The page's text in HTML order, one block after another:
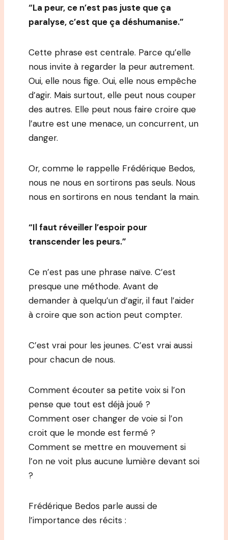
“La peur, ce n’est pas juste que ça
paralyse, c’est que ça déshumanise.”
Cette phrase est centrale. Parce qu’elle
nous invite à regarder la peur autrement.
Oui, elle nous fige. Oui, elle nous empêche
d’agir. Mais surtout, elle peut nous couper
des autres. Elle peut nous faire croire que
l’autre est une menace, un concurrent, un
danger.
Or, comme le rappelle Frédérique Bedos,
nous ne nous en sortirons pas seuls. Nous
nous en sortirons en nous tendant la main.
“Il faut réveiller l’espoir pour
transcender les peurs.”
Ce n’est pas une phrase naïve. C’est
presque une méthode. Avant de
demander à quelqu’un d’agir, il faut l’aider
à croire que son action peut compter.
C’est vrai pour les jeunes. C’est vrai aussi
pour chacun de nous.
Comment écouter sa petite voix si l’on
pense que tout est déjà joué ?
Comment oser changer de voie si l’on
croit que le monde est fermé ?
Comment se mettre en mouvement si
l’on ne voit plus aucune lumière devant soi
?
Frédérique Bedos parle aussi de
l’importance des récits :